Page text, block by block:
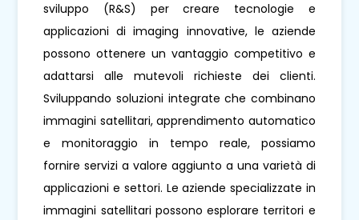
sviluppo (R&S) per creare tecnologie e
applicazioni di imaging innovative, le aziende
possono ottenere un vantaggio competitivo e
adattarsi alle mutevoli richieste dei clienti.
Sviluppando soluzioni integrate che combinano
immagini satellitari, apprendimento automatico
e monitoraggio in tempo reale, possiamo
fornire servizi a valore aggiunto a una varietà di
applicazioni e settori. Le aziende specializzate in
immagini satellitari possono esplorare territori e